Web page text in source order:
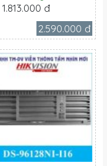
1.813.000 đ
2.590.000 đ